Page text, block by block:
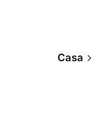
Casa